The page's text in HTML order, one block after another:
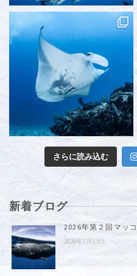
さらに読み込む
新着ブログ
2026年第２回マッ
2026年7月13日